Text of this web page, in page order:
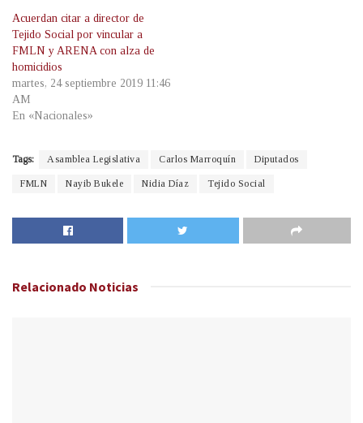
Acuerdan citar a director de
Tejido Social por vincular a
FMLN y ARENA con alza de
homicidios
martes, 24 septiembre 2019 11:46
AM
En «Nacionales»
Tags: Asamblea Legislativa Carlos Marroquín Diputados
FMLN Nayib Bukele Nidia Díaz Tejido Social
Relacionado Noticias